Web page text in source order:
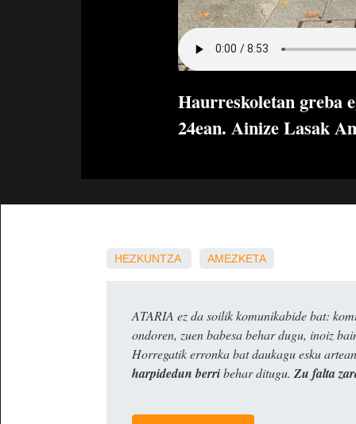
Haurreskoletan greba
24ean. Ainize Lasak
HEZKUNTZA AMEZKETA
ATARIA ez da soilik komunikabide bat:
ondoren, zuen babesa behar dugu, inoiz
Horregatik erronka bat daukagu esku
harpidedun berribehar ditugu. Zu falta